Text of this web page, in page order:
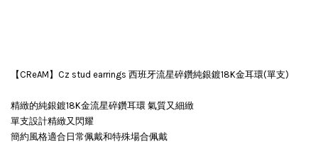
【CReAM】Cz stud earrings 西班牙流星碎鑽純銀鍍18K金耳環(單支)
精緻的純銀鍍18K金流星碎鑽耳環 氣質又細緻
單支設計精緻又閃耀
簡約風格適合日常佩戴和特殊場合佩戴